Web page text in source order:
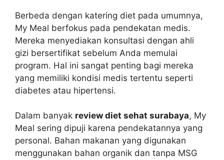
Berbeda dengan katering diet pada umumnya,
My Meal berfokus pada pendekatan medis.
Mereka menyediakan konsultasi dengan ahli
gizi bersertifikat sebelum Anda memulai
program. Hal ini sangat penting bagi mereka
yang memiliki kondisi medis tertentu seperti
diabetes atau hipertensi.
Dalam banyak review diet sehat surabaya, My
Meal sering dipuji karena pendekatannya yang
personal. Bahan makanan yang digunakan
menggunakan bahan organik dan tanpa MSG